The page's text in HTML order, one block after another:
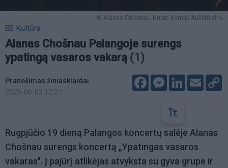
© Alanas Chošnau. Nuotr. Kamilė Aukštikalnė
Kultūra
Alanas Chošnau Palangoje surengs
ypatingą vasaros vakarą (1)
Pranešimas žiniasklaidai
2026-06-02 12:27
FacebookMessenger
LinkedIn
Email
Rugpjūčio 19 dieną Palangos koncertų salėje Alanas
Chošnau surengs koncertą „Ypatingas vasaros
vakaras". Į pajūrį atlikėjas atvyksta su gyva grupe ir